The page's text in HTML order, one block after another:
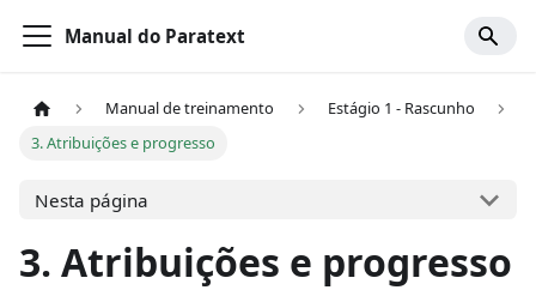
Manual do Paratext
Manual de treinamento
Estágio 1 - Rascunho
3. Atribuições e progresso
Nesta página
3. Atribuições e progresso